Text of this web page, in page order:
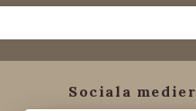
Sociala medier